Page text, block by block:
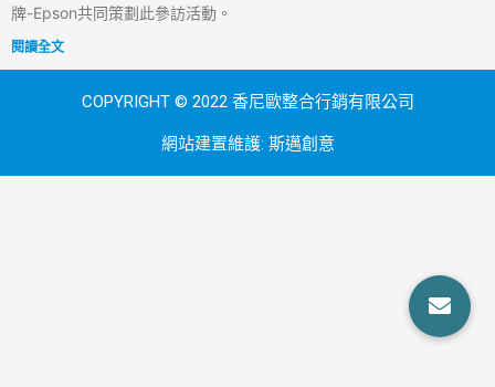
牌-Epson共同策劃此參訪活動。
閱讀全文
COPYRIGHT © 2022 香尼歐整合行銷有限公司
網站建置維護: 斯邁創意